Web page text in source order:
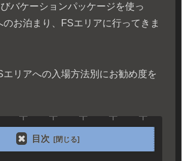
バケーションパッケージを使っ
お泊まり、FSエリアに行ってきま
リアへの入場方法別にお勧め度を
目次